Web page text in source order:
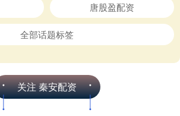
唐股盈配资
全部话题标签
关注 秦安配资